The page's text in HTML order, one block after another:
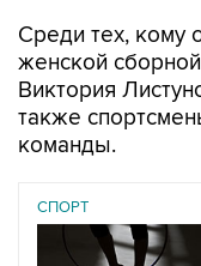
Среди тех, кому
женской
Виктория
также
команды.
СПОРТ